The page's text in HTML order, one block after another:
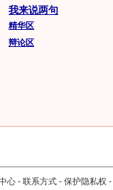
我来说两句
精华区
辩论区
心 - 联系方式 - 保护隐私权 -